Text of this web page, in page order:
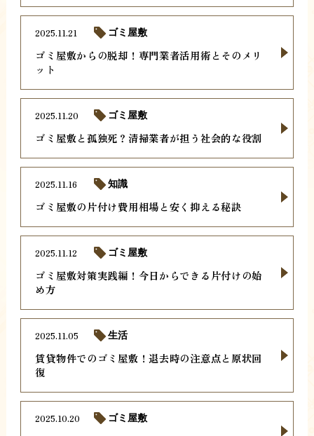
ゴミ屋敷からの脱却！専門業者活用術とそのメリ
ット
2025.11.21 ゴミ屋敷
ゴミ屋敷と孤独死？清掃業者が担う社会的な役割
2025.11.20 ゴミ屋敷
ゴミ屋敷の片付け費用相場と安く抑える秘訣
2025.11.16 知識
ゴミ屋敷対策実践編！今日からできる片付けの始
め方
2025.11.12 ゴミ屋敷
賃貸物件でのゴミ屋敷！退去時の注意点と原状回
復
2025.11.05 生活
2025.10.20 ゴミ屋敷